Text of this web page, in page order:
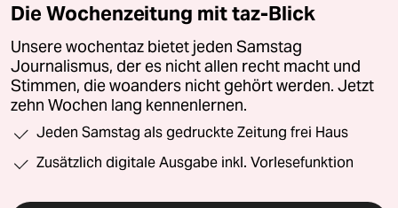
Die Wochenzeitung mit taz-Blick
Unsere wochentaz bietet jeden Samstag
Journalismus, der es nicht allen recht macht und
Stimmen, die woanders nicht gehört werden. Jetzt
zehn Wochen lang kennenlernen.
Jeden Samstag als gedruckte Zeitung frei Haus
Zusätzlich digitale Ausgabe inkl. Vorlesefunktion